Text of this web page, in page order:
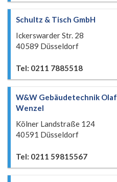
Schultz & Tisch GmbH
Ickerswarder Str. 28
40589 Düsseldorf
Tel: 0211 7885518
W&W Gebäudetechnik Olaf
Wenzel
Kölner Landstraße 124
40591 Düsseldorf
Tel: 0211 59815567